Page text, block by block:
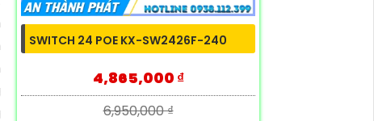
SWITCH 24 POE KX-SW2426F-240
4,865,000 ₫
6,950,000 ₫